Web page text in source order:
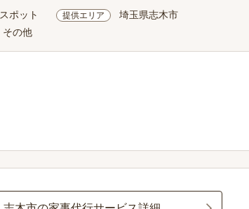
スポット 提供エリア 埼玉県志木市
その他